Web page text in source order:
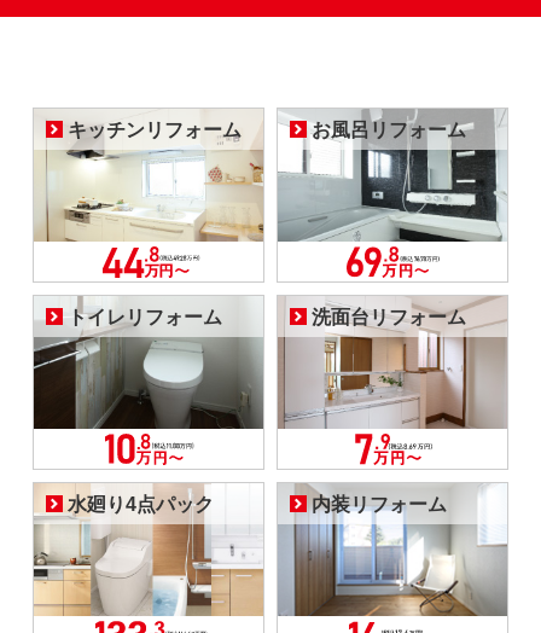
キッチンリフォーム お風呂リフォーム
トイレリフォーム 洗面台リフォーム
水廻り4点パック 内装リフォーム